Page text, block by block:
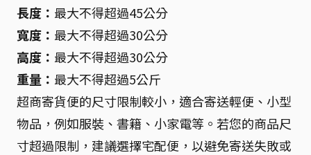
長度： 最大不得超過45公分
寬度： 最大不得超過30公分
高度： 最大不得超過30公分
重量： 最大不得超過5公斤
超商寄貨便的尺寸限制較小，適合寄送輕便、小型
物品，例如服裝、書籍、小家電等。若您的商品尺
寸超過限制，建議選擇宅配便，以避免寄送失敗或